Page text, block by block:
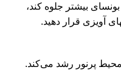
بیشتر جلوه کند،
آویزی قرار دهید.
پرنور رشد می‌کند.